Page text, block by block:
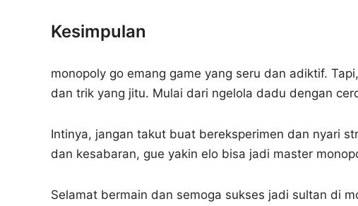
Kesimpulan
monopoly go emang game yang seru dan adiktif.
dan trik yang jitu. Mulai dari ngelola dadu dengan
Intinya, jangan takut buat bereksperimen dan nyari
dan kesabaran, gue yakin elo bisa jadi master
Selamat bermain dan semoga sukses jadi sultan di